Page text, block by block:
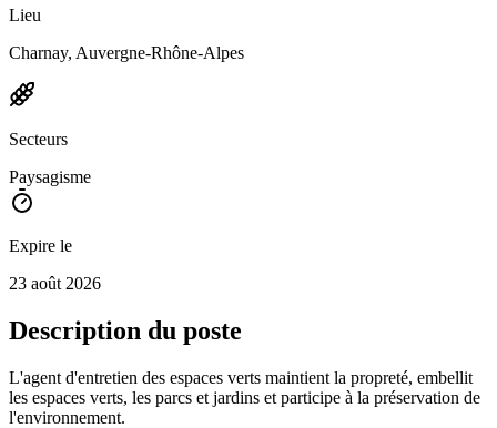
Lieu
Charnay, Auvergne-Rhône-Alpes
Secteurs
Paysagisme
Expire le
23 août 2026
Description du poste
L'agent d'entretien des espaces verts maintient la propreté, embellit
les espaces verts, les parcs et jardins et participe à la préservation de
l'environnement.